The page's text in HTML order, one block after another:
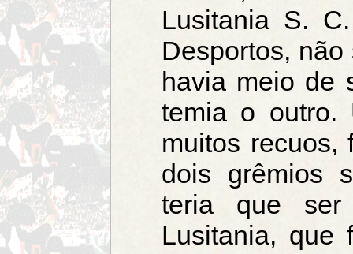
Lusitania S.
Desportos,
havia meio de
temia o outro.
muitos recuos,
dois grêmios
teria que ser
Lusitania, que